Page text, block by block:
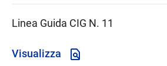
Linea Guida CIG N. 11
Visualizza